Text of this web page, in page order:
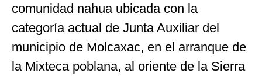
comunidad nahua ubicada con la
categoría actual de Junta Auxiliar del
municipio de Molcaxac, en el arranque de
la Mixteca poblana, al oriente de la Sierra